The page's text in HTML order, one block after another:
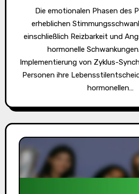
Die emotionalen Phasen des PMS können zu
erheblichen
einschließlich Reizbarkeit und
hormonelle
Implementierung von Zyklus-
Personen ihre
hormonellen…